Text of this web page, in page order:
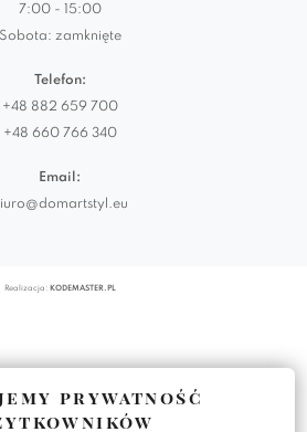
7:00 - 15:00
Sobota: zamknięte
Telefon:
+48 882 659 700
+48 660 766 340
Email:
Realizacja: KODEMASTER.PL
prywatność